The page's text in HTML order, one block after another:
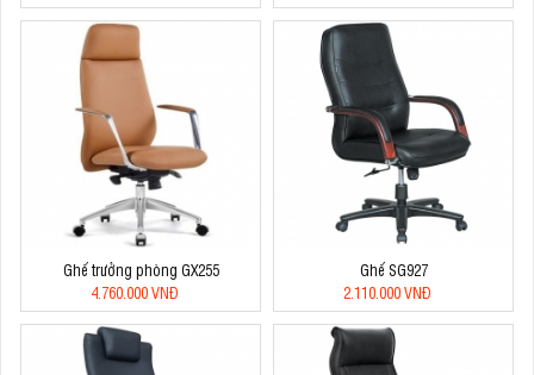
Ghế trưởng phòng GX255
4.760.000 VNĐ
Ghế SG927
2.110.000 VNĐ